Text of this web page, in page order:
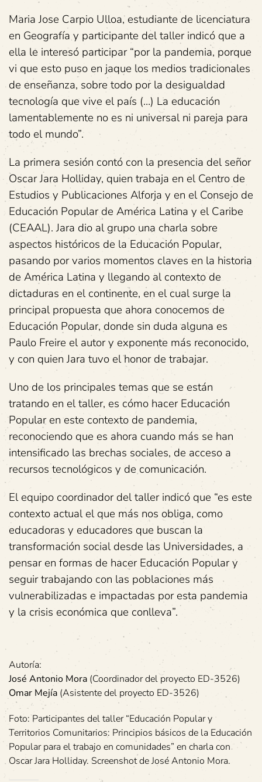
Maria Jose Carpio Ulloa, estudiante de licenciatura
en Geografía y participante del taller indicó que a
ella le interesó participar “por la pandemia, porque
vi que esto puso en jaque los medios tradicionales
de enseñanza, sobre todo por la desigualdad
tecnología que vive el país (…) La educación
lamentablemente no es ni universal ni pareja para
todo el mundo”.
La primera sesión contó con la presencia del señor
Oscar Jara Holliday, quien trabaja en el Centro de
Estudios y Publicaciones Alforja y en el Consejo de
Educación Popular de América Latina y el Caribe
(CEAAL). Jara dio al grupo una charla sobre
aspectos históricos de la Educación Popular,
pasando por varios momentos claves en la historia
de América Latina y llegando al contexto de
dictaduras en el continente, en el cual surge la
principal propuesta que ahora conocemos de
Educación Popular, donde sin duda alguna es
Paulo Freire el autor y exponente más reconocido,
y con quien Jara tuvo el honor de trabajar.
Uno de los principales temas que se están
tratando en el taller, es cómo hacer Educación
Popular en este contexto de pandemia,
reconociendo que es ahora cuando más se han
intensificado las brechas sociales, de acceso a
recursos tecnológicos y de comunicación.
El equipo coordinador del taller indicó que “es este
contexto actual el que más nos obliga, como
educadoras y educadores que buscan la
transformación social desde las Universidades, a
pensar en formas de hacer Educación Popular y
seguir trabajando con las poblaciones más
vulnerabilizadas e impactadas por esta pandemia
y la crisis económica que conlleva”.
Autoría:
José Antonio Mora (Coordinador del proyecto ED-3526)
Omar Mejía (Asistente del proyecto ED-3526)
Foto: Participantes del taller “Educación Popular y
Territorios Comunitarios: Principios básicos de la Educación
Popular para el trabajo en comunidades” en charla con
Oscar Jara Holliday. Screenshot de José Antonio Mora.